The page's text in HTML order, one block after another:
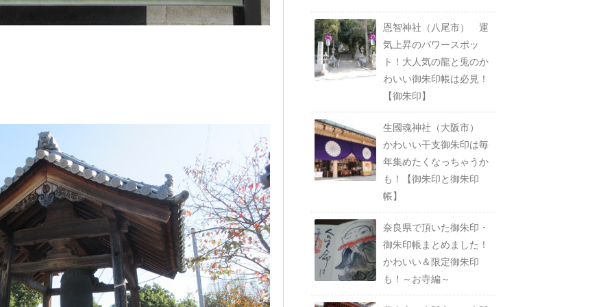
恩智神社（八尾市） 運
気上昇のパワースポッ
ト！大人気の龍と兎のか
わいい御朱印帳は必見！
【御朱印】
生國魂神社（大阪市）
かわいい干支御朱印は毎
年集めたくなっちゃうか
も！【御朱印と御朱印
帳】
奈良県で頂いた御朱印・
御朱印帳まとめました！
かわいい＆限定御朱印
も！～お寺編～